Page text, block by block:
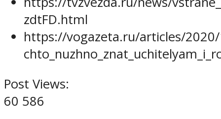
zdtFD.html
https://vogazeta.ru/articles/
Post Views:
60 586